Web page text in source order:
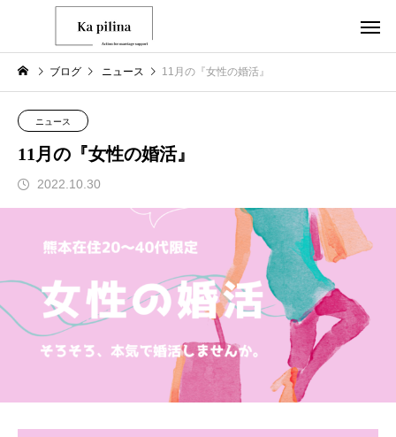
ブログ ニュース 11月の『女性の婚活』
ニュース
11月の『女性の婚活』
2022.10.30